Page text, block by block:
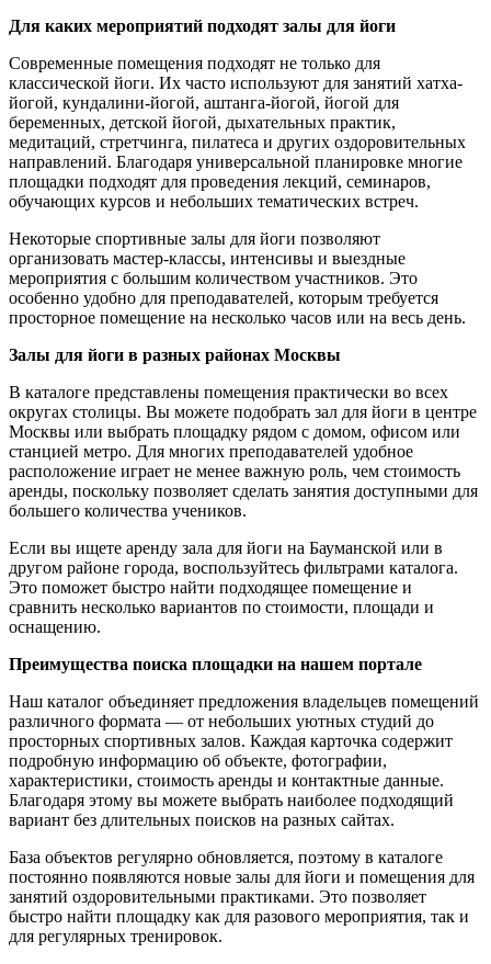
Для каких мероприятий подходят залы для йоги
Современные помещения подходят не только для
классической йоги. Их часто используют для занятий хатха-
йогой, кундалини-йогой, аштанга-йогой, йогой для
беременных, детской йогой, дыхательных практик,
медитаций, стретчинга, пилатеса и других оздоровительных
направлений. Благодаря универсальной планировке многие
площадки подходят для проведения лекций, семинаров,
обучающих курсов и небольших тематических встреч.
Некоторые спортивные залы для йоги позволяют
организовать мастер-классы, интенсивы и выездные
мероприятия с большим количеством участников. Это
особенно удобно для преподавателей, которым требуется
просторное помещение на несколько часов или на весь день.
Залы для йоги в разных районах Москвы
В каталоге представлены помещения практически во всех
округах столицы. Вы можете подобрать зал для йоги в центре
Москвы или выбрать площадку рядом с домом, офисом или
станцией метро. Для многих преподавателей удобное
расположение играет не менее важную роль, чем стоимость
аренды, поскольку позволяет сделать занятия доступными для
большего количества учеников.
Если вы ищете аренду зала для йоги на Бауманской или в
другом районе города, воспользуйтесь фильтрами каталога.
Это поможет быстро найти подходящее помещение и
сравнить несколько вариантов по стоимости, площади и
оснащению.
Преимущества поиска площадки на нашем портале
Наш каталог объединяет предложения владельцев помещений
различного формата — от небольших уютных студий до
просторных спортивных залов. Каждая карточка содержит
подробную информацию об объекте, фотографии,
характеристики, стоимость аренды и контактные данные.
Благодаря этому вы можете выбрать наиболее подходящий
вариант без длительных поисков на разных сайтах.
База объектов регулярно обновляется, поэтому в каталоге
постоянно появляются новые залы для йоги и помещения для
занятий оздоровительными практиками. Это позволяет
быстро найти площадку как для разового мероприятия, так и
для регулярных тренировок.